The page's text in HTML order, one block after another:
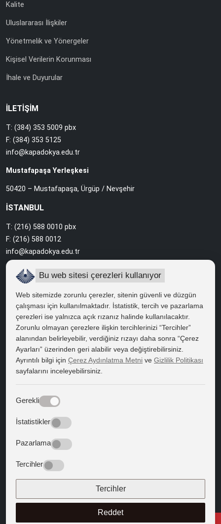
Kalite
Uluslararası İlişkiler
Yönetmelik ve Yönergeler
Kişisel Verilerin Korunması
İhale ve Duyurular
İLETİŞİM
T: (384) 353 5009 pbx
F: (384) 353 5125
info@kapadokya.edu.tr
Mustafapaşa Yerleşkesi
50420 – Mustafapaşa, Ürgüp / Nevşehir
İSTANBUL
T: (216) 588 0010 pbx
F: (216) 588 0012
info@kapadokya.edu.tr
Sabiha Gökçen Yerleşkesi
HIZLI ERİŞİM
Bilgi Edinme
Bilgi Paketi
Kapadokya Eduroam
Batıya Yön Veren Metinler
Bu web sitesi çerezleri kullanıyor
Web sitemizde zorunlu çerezler, sitenin güvenli ve düzgün
çalışması için kullanılmaktadır. İstatistik, tercih ve pazarlama
çerezleri ise yalnızca açık rızanız halinde kullanılacaktır.
Zorunlu olmayan çerezlere ilişkin tercihlerinizi “Tercihler”
alanından belirleyebilir, verdiğiniz rızayı daha sonra “Çerez
Ayarları” üzerinden geri alabilir veya değiştirebilirsiniz.
Ayrıntılı bilgi için Çerez Aydınlatma Metni ve Gizlilik Politikası
sayfalarını inceleyebilirsiniz.
Gerekli
İstatistikler
Pazarlama
Tercihler
Tercihler
Reddet